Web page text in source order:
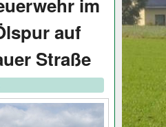
auf
Straße